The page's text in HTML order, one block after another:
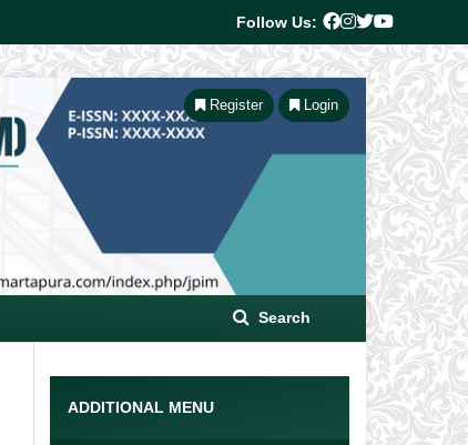
Follow Us:
Search
Register Login
ADDITIONAL MENU